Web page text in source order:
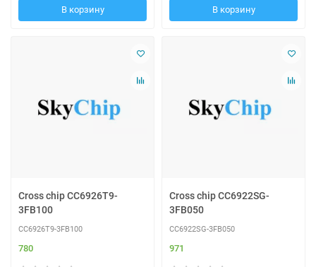
В корзину В корзину
Cross chip CC6926T9-
3FB100
CC6926T9-3FB100
780
Cross chip CC6922SG-
3FB050
CC6922SG-3FB050
971